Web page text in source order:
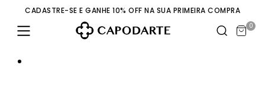
CADASTRE-SE E GANHE 10% OFF NA SUA PRIMEIRA COMPRA
0